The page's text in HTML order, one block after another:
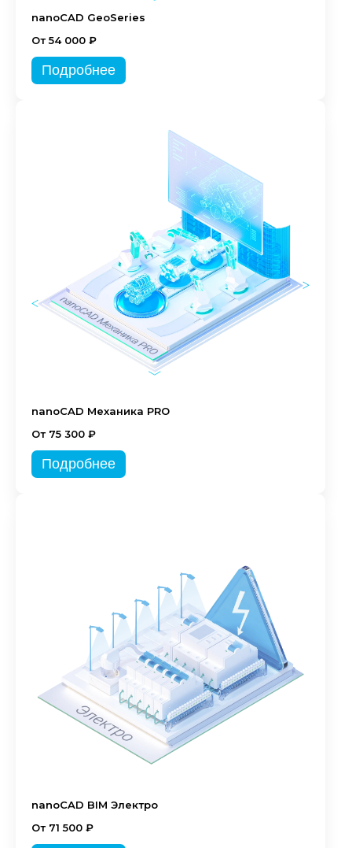
nanoCAD GeoSeries
От 54 000 ₽
Подробнее
nanoCAD Механика PRO
От 75 300 ₽
Подробнее
nanoCAD BIM Электро
От 71 500 ₽